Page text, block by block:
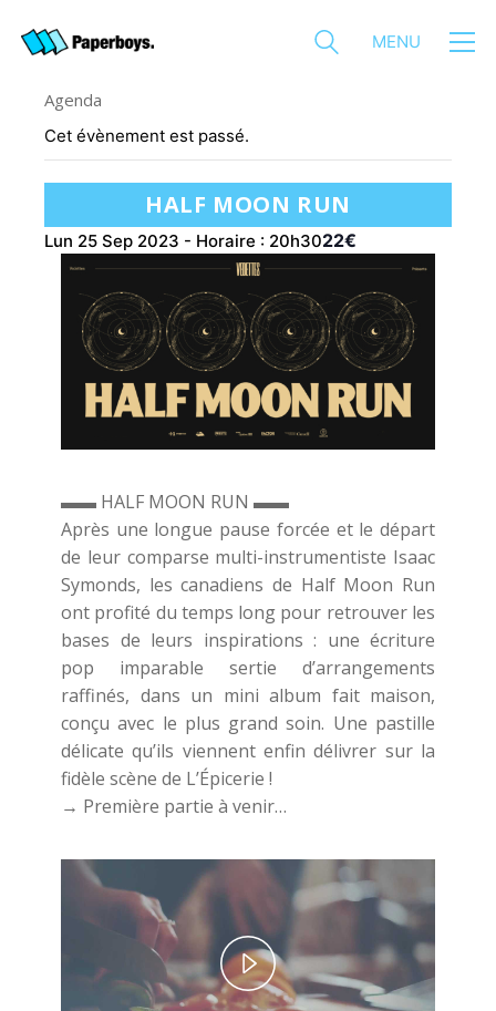
MENU
Agenda
Cet évènement est passé.
HALF MOON RUN
Lun 25 Sep 2023 - Horaire : 20h3022€
▬▬ HALF MOON RUN ▬▬
Après une longue pause forcée et le départ
de leur comparse multi-instrumentiste Isaac
Symonds, les canadiens de Half Moon Run
ont profité du temps long pour retrouver les
bases de leurs inspirations : une écriture
pop imparable sertie d’arrangements
raffinés, dans un mini album fait maison,
conçu avec le plus grand soin. Une pastille
délicate qu’ils viennent enfin délivrer sur la
fidèle scène de L’Épicerie !
→ Première partie à venir…
Play